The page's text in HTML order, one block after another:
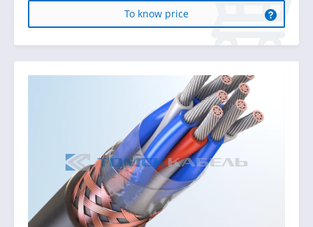
To know price